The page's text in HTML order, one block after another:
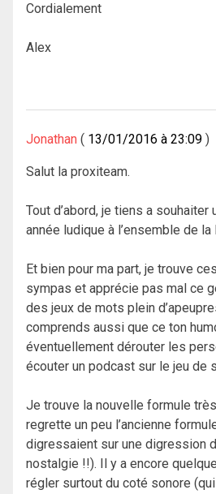
Cordialement
Alex
Jonathan 13/01/2016 à 23:09
Salut la proxiteam.
Tout d’abord, je tiens a souhaiter
année ludique à l’ensemble de la
Et bien pour ma part, je trouve
sympas et apprécie pas mal ce
des jeux de mots plein
comprends aussi que ce ton
éventuellement dérouter les
écouter un podcast sur le jeu de
Je trouve la nouvelle formule
regrette un peu l’ancienne
digressaient sur une digression
nostalgie !!). Il y a encore
régler surtout du coté sonore